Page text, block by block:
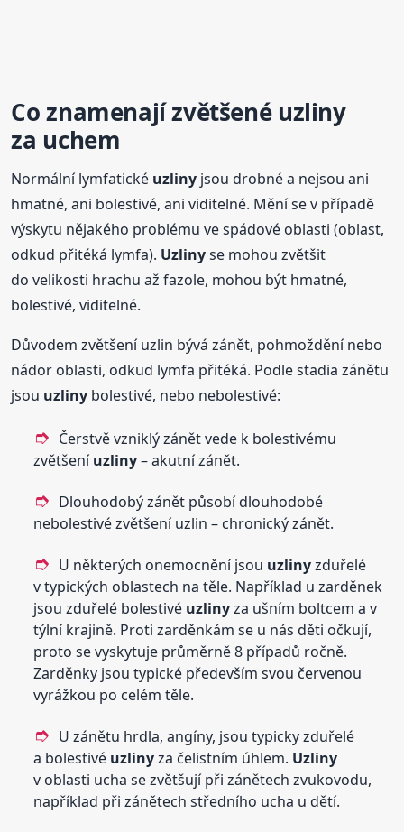
Co znamenajízvětšené uzliny
za uchem
Normální lymfatické uzliny jsou drobné a nejsou ani
hmatné, ani bolestivé, ani viditelné. Mění se v případě
výskytu nějakého problému ve spádové oblasti (oblast,
odkud přitéká lymfa). Uzlinyse mohou zvětšit
do velikosti hrachu až fazole, mohou být hmatné,
bolestivé, viditelné.
Důvodem zvětšení uzlin bývá zánět, pohmoždění nebo
nádor oblasti, odkud lymfa přitéká. Podle stadia zánětu
jsou uzliny bolestivé, nebo nebolestivé:
Čerstvě vzniklý zánět vede k bolestivému
zvětšeníuzliny– akutní zánět.
Dlouhodobý zánět působí dlouhodobé
nebolestivé zvětšení uzlin – chronický zánět.
U některých onemocnění jsou uzlinyzduřelé
v typických oblastech na těle. Například u zarděnek
jsou zduřelé bolestivé uzlinyza ušním boltcem a v
týlní krajině. Proti zarděnkám se u nás děti očkují,
proto se vyskytuje průměrně 8 případů ročně.
Zarděnky jsou typické především svou červenou
vyrážkou po celém těle.
U zánětu hrdla, angíny, jsou typicky zduřelé
a bolestivé uzlinyza čelistním úhlem. Uzliny
v oblasti ucha se zvětšují při zánětech zvukovodu,
například při zánětech středního ucha u dětí.